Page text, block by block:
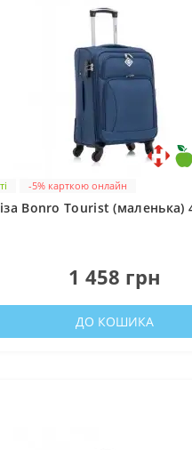
-5% карткою онлайн
Bonro Tourist (маленька)
1 458 грн
ДО КОШИКА